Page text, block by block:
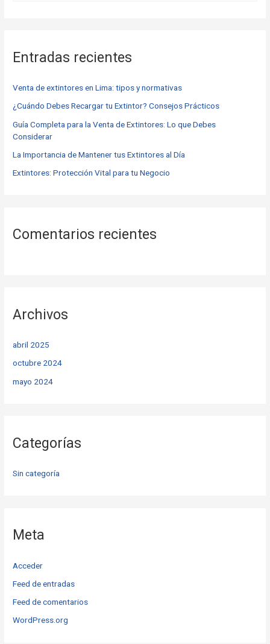
a
p
o
r
:
Entradas recientes
Venta de extintores en Lima: tipos y normativas
¿Cuándo Debes Recargar tu Extintor? Consejos Prácticos
Guía Completa para la Venta de Extintores: Lo que Debes
Considerar
La Importancia de Mantener tus Extintores al Día
Extintores: Protección Vital para tu Negocio
Comentarios recientes
Archivos
abril 2025
octubre 2024
mayo 2024
Categorías
Sin categoría
Meta
Acceder
Feed de entradas
Feed de comentarios
WordPress.org